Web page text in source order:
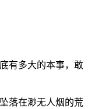
有多大的本事，敢
落在渺无人烟的荒